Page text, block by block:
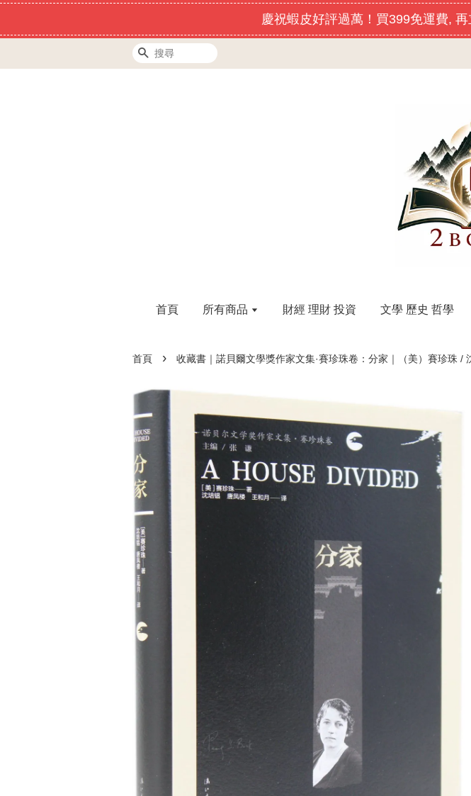
慶祝蝦皮好評過萬！買399免運費,
搜尋
首頁 所有商品 財經 理財 投資 文學 歷史 哲學
首頁 › 收藏書｜諾貝爾文學獎作家文集·賽珍珠卷：分家｜（美）賽珍珠 /